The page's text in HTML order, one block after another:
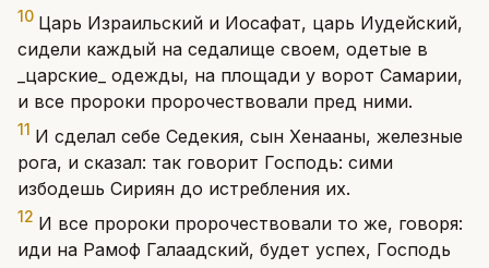
10 Царь Израильский и Иосафат, царь Иудейский,
сидели каждый на седалище своем, одетые в
_царские_ одежды, на площади у ворот Самарии,
и все пророки пророчествовали пред ними.
11 И сделал себе Седекия, сын Хенааны, железные
рога, и сказал: так говорит Господь: сими
избодешь Сириян до истребления их.
12 И все пророки пророчествовали то же, говоря:
иди на Рамоф Галаадский, будет успех, Господь